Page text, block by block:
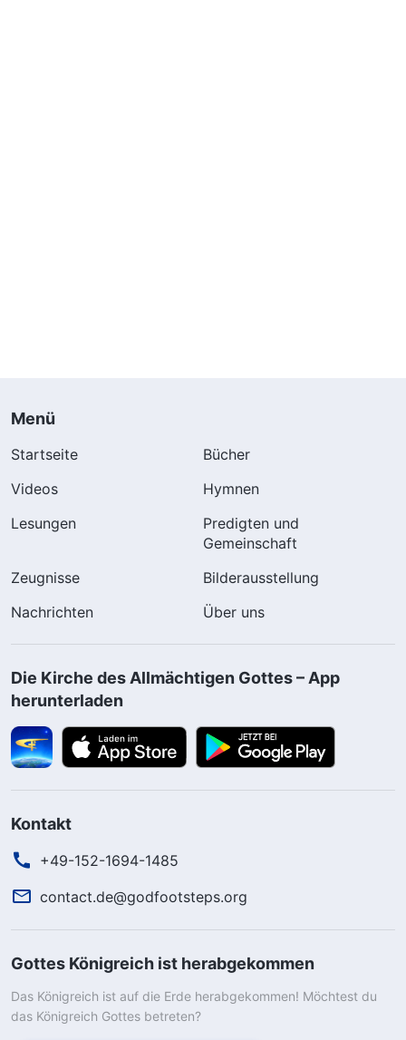
Menü
Startseite
Bücher
Videos
Hymnen
Lesungen
Predigten und
Gemeinschaft
Zeugnisse
Bilderausstellung
Nachrichten
Über uns
Die Kirche des Allmächtigen Gottes – App
herunterladen
Kontakt
+49-152-1694-1485
contact.de@godfootsteps.org
Gottes Königreich ist herabgekommen
Das Königreich ist auf die Erde herabgekommen! Möchtest du
das Königreich Gottes betreten?